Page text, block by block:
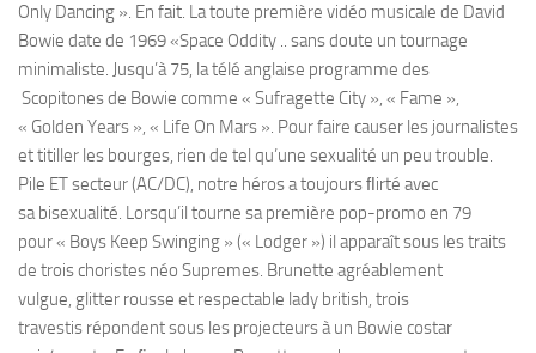
Only Dancing ». En fait. La toute première vidéo musicale de David
Bowie date de 1969 «Space Oddity .. sans doute un tournage
minimaliste. Jusqu’à 75, la télé anglaise programme des
Scopitones de Bowie comme « Sufragette City », « Fame »,
« Golden Years », « Life On Mars ». Pour faire causer les journalistes
et titiller les bourges, rien de tel qu’une sexualité un peu trouble.
Pile ET secteur (AC/DC), notre héros a toujours ﬂirté avec
sa bisexualité. Lorsqu’il tourne sa première pop-promo en 79
pour « Boys Keep Swinging » (« Lodger ») il apparaît sous les traits
de trois choristes néo Supremes. Brunette agréablement
vulgue, glitter rousse et respectable lady british, trois
travestis répondent sous les projecteurs à un Bowie costar